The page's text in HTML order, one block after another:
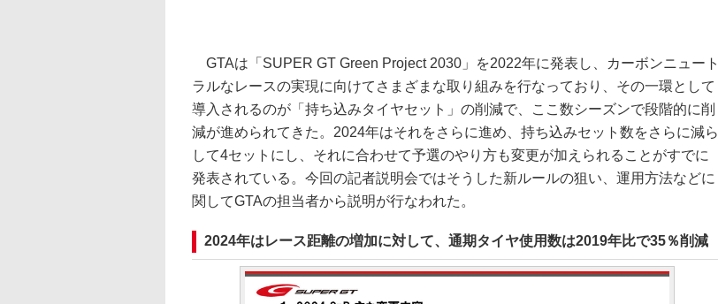
GTAは「SUPER GT Green Project 2030」を2022年に発表し、カーボンニュート
ラルなレースの実現に向けてさまざまな取り組みを行なっており、その一環として
導入されるのが「持ち込みタイヤセット」の削減で、ここ数シーズンで段階的に削
減が進められてきた。2024年はそれをさらに進め、持ち込みセット数をさらに減ら
して4セットにし、それに合わせて予選のやり方も変更が加えられることがすでに
発表されている。今回の記者説明会ではそうした新ルールの狙い、運用方法などに
関してGTAの担当者から説明が行なわれた。
2024年はレース距離の増加に対して、通期タイヤ使用数は2019年比で35％削減